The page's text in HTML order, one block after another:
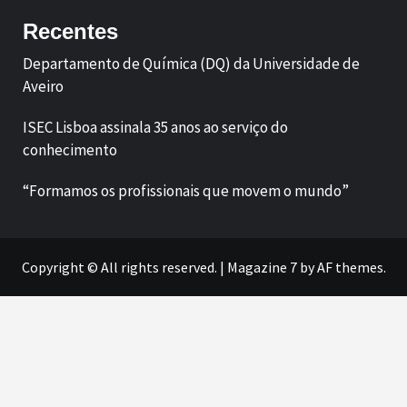
Recentes
Departamento de Química (DQ) da Universidade de
Aveiro
ISEC Lisboa assinala 35 anos ao serviço do
conhecimento
“Formamos os profissionais que movem o mundo”
Copyright © All rights reserved. | Magazine 7by AF themes.